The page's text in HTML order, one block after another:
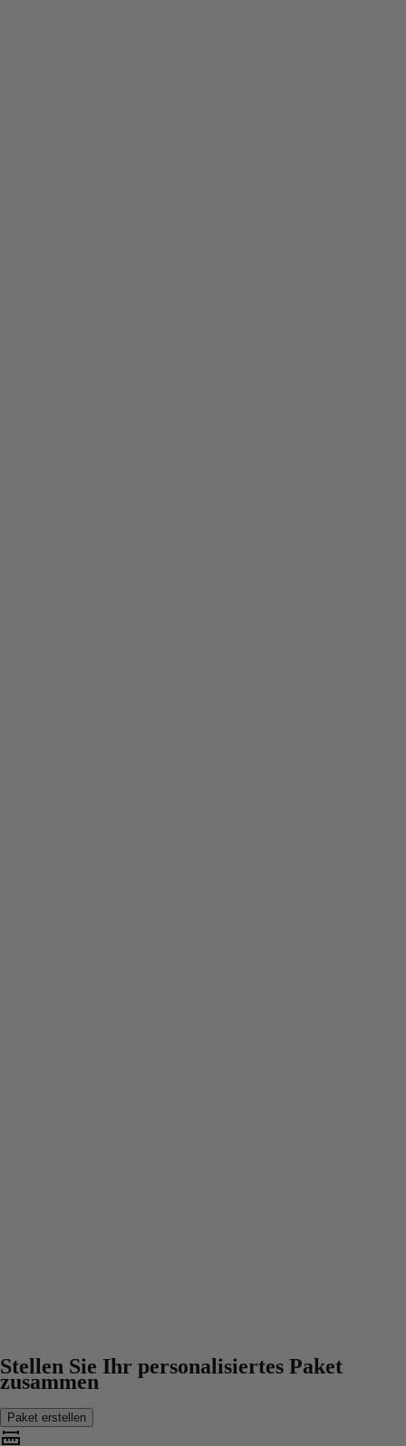
Stellen Sie Ihr personalisiertes Paket
zusammen
Paket erstellen